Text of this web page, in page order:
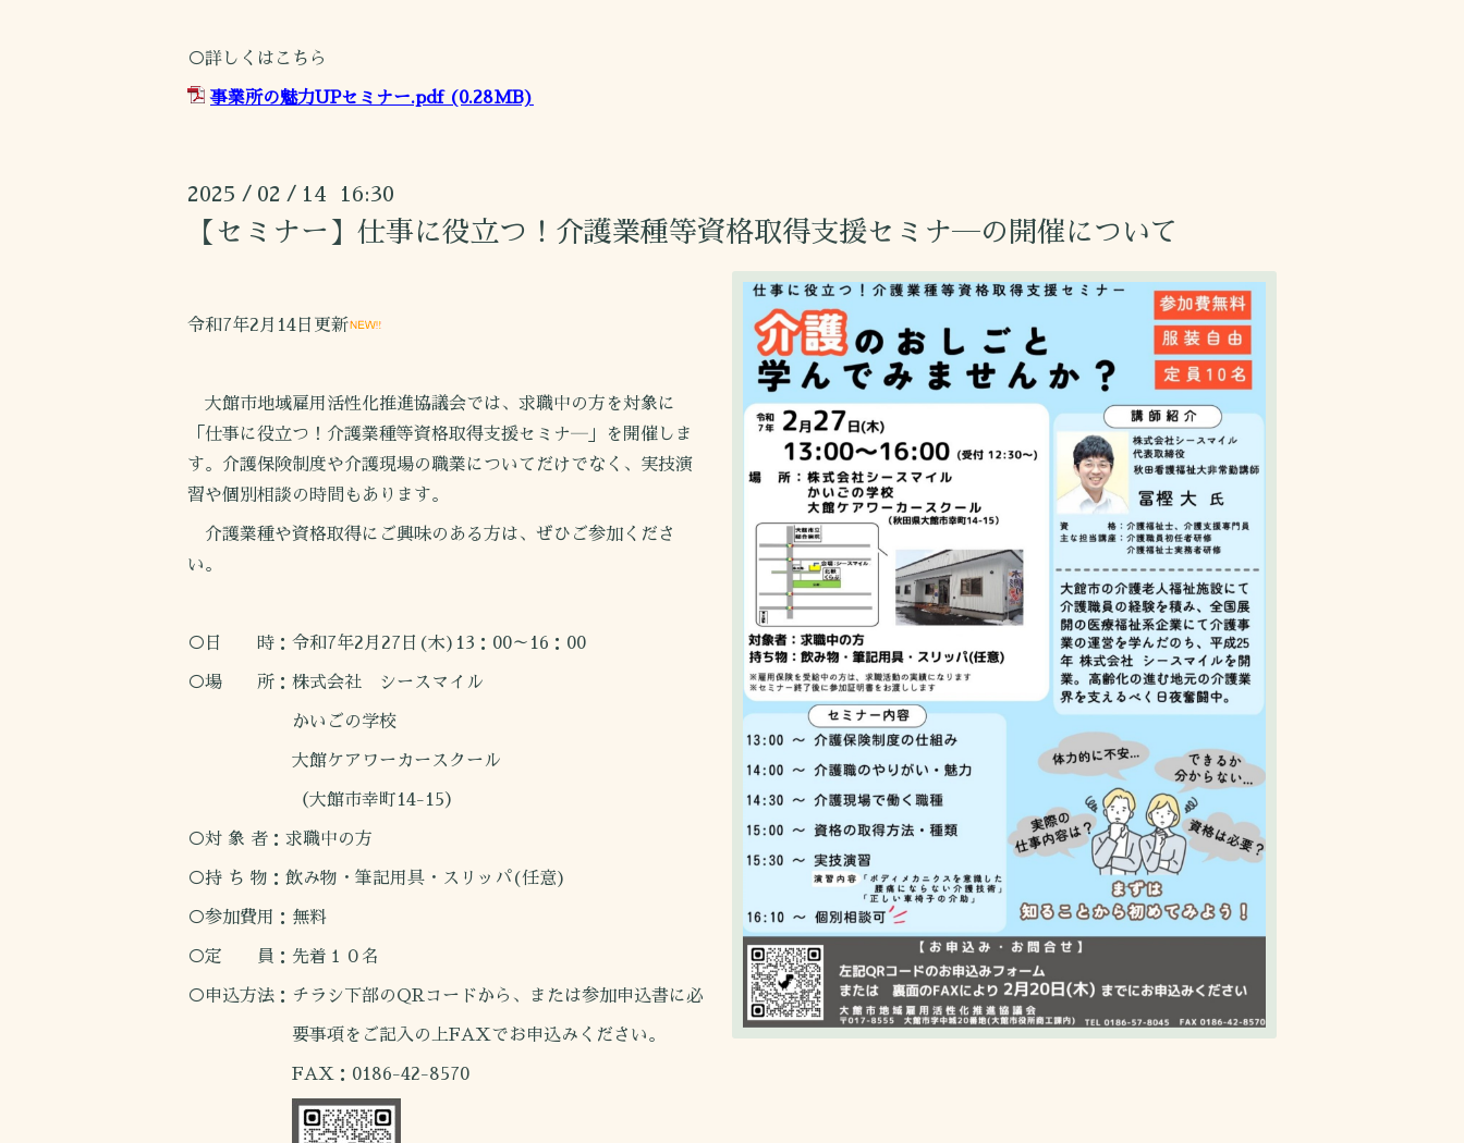
○詳しくはこちら
事業所の魅力UPセミナー.pdf(0.28MB)
2025 / 02 / 14 16:30
【セミナー】仕事に役立つ！介護業種等資格取得支援セミナ―の開催について
令和7年2月14日更新
大館市地域雇用活性化推進協議会では、求職中の方を対象に
「仕事に役立つ！介護業種等資格取得支援セミナ―」を開催しま
す。介護保険制度や介護現場の職業についてだけでなく、実技演
習や個別相談の時間もあります。
介護業種や資格取得にご興味のある方は、ぜひご参加くださ
い。
○日 時：令和7年2月27日(木)13：00～16：00
○場 所：株式会社 シースマイル
かいごの学校
大館ケアワーカースクール
（大館市幸町14-15）
○対 象 者：求職中の方
○持 ち 物：飲み物・筆記用具・スリッパ(任意)
○参加費用：無料
○定 員：先着１０名
○申込方法：チラシ下部のQRコードから、または参加申込書に必
要事項をご記入の上FAXでお申込みください。
FAX：0186-42-8570